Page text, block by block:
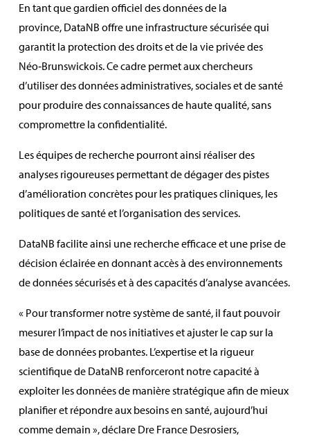
En tant que gardien officiel des données de la
province, DataNB offre une infrastructure sécurisée qui
garantit la protection des droits et de la vie privée des
Néo‑Brunswickois. Ce cadre permet aux chercheurs
d’utiliser des données administratives, sociales et de santé
pour produire des connaissances de haute qualité, sans
compromettre la confidentialité.
Les équipes de recherche pourront ainsi réaliser des
analyses rigoureuses permettant de dégager des pistes
d’amélioration concrètes pour les pratiques cliniques, les
politiques de santé et l’organisation des services.
DataNB facilite ainsi une recherche efficace et une prise de
décision éclairée en donnant accès à des environnements
de données sécurisés et à des capacités d’analyse avancées.
« Pour transformer notre système de santé, il faut pouvoir
mesurer l’impact de nos initiatives et ajuster le cap sur la
base de données probantes. L’expertise et la rigueur
scientifique de DataNB renforceront notre capacité à
exploiter les données de manière stratégique afin de mieux
planifier et répondre aux besoins en santé, aujourd’hui
comme demain », déclare Dre France Desrosiers,